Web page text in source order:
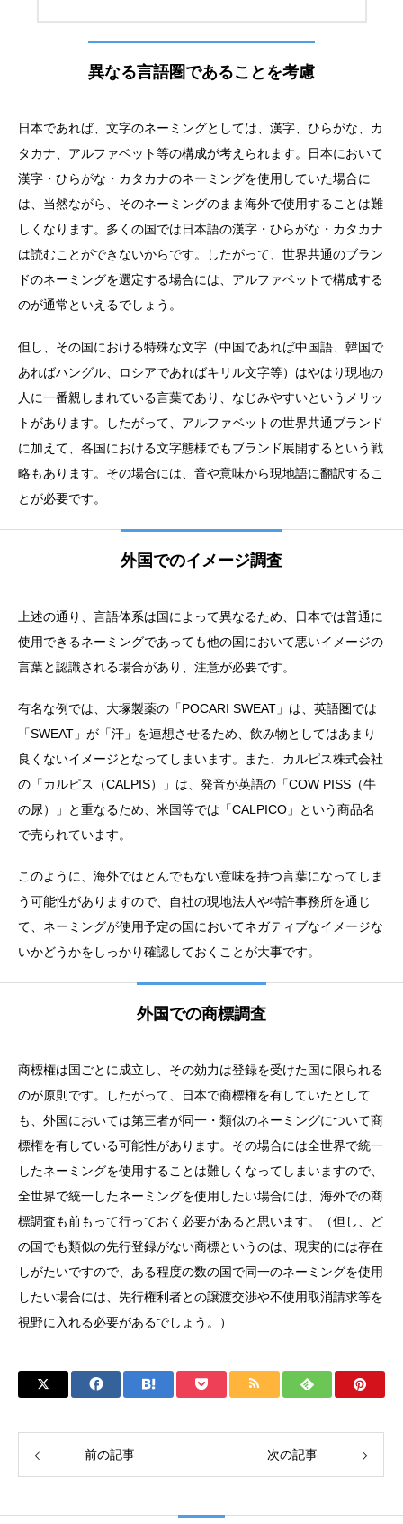
異なる言語圏であることを考慮
日本であれば、文字のネーミングとしては、漢字、ひらがな、カ
タカナ、アルファベット等の構成が考えられます。日本において
漢字・ひらがな・カタカナのネーミングを使用していた場合に
は、当然ながら、そのネーミングのまま海外で使用することは難
しくなります。多くの国では日本語の漢字・ひらがな・カタカナ
は読むことができないからです。したがって、世界共通のブラン
ドのネーミングを選定する場合には、アルファベットで構成する
のが通常といえるでしょう。
但し、その国における特殊な文字（中国であれば中国語、韓国で
あればハングル、ロシアであればキリル文字等）はやはり現地の
人に一番親しまれている言葉であり、なじみやすいというメリッ
トがあります。したがって、アルファベットの世界共通ブランド
に加えて、各国における文字態様でもブランド展開するという戦
略もあります。その場合には、音や意味から現地語に翻訳するこ
とが必要です。
外国でのイメージ調査
上述の通り、言語体系は国によって異なるため、日本では普通に
使用できるネーミングであっても他の国において悪いイメージの
言葉と認識される場合があり、注意が必要です。
有名な例では、大塚製薬の「POCARI SWEAT」は、英語圏では
「SWEAT」が「汗」を連想させるため、飲み物としてはあまり
良くないイメージとなってしまいます。また、カルピス株式会社
の「カルピス（CALPIS）」は、発音が英語の「COW PISS（牛
の尿）」と重なるため、米国等では「CALPICO」という商品名
で売られています。
このように、海外ではとんでもない意味を持つ言葉になってしま
う可能性がありますので、自社の現地法人や特許事務所を通じ
て、ネーミングが使用予定の国においてネガティブなイメージな
いかどうかをしっかり確認しておくことが大事です。
外国での商標調査
商標権は国ごとに成立し、その効力は登録を受けた国に限られる
のが原則です。したがって、日本で商標権を有していたとして
も、外国においては第三者が同一・類似のネーミングについて商
標権を有している可能性があります。その場合には全世界で統一
したネーミングを使用することは難しくなってしまいますので、
全世界で統一したネーミングを使用したい場合には、海外での商
標調査も前もって行っておく必要があると思います。（但し、ど
の国でも類似の先行登録がない商標というのは、現実的には存在
しがたいですので、ある程度の数の国で同一のネーミングを使用
したい場合には、先行権利者との譲渡交渉や不使用取消請求等を
視野に入れる必要があるでしょう。）
前の記事 次の記事